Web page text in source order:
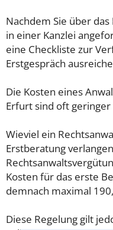
Nachdem Sie über
in einer Kanzlei
eine Checkliste zur
Erstgespräch
Die Kosten eines
Erfurt sind oft geringer
Wieviel ein
Erstberatung
Kosten für das erste
demnach maximal
Diese Regelung gilt